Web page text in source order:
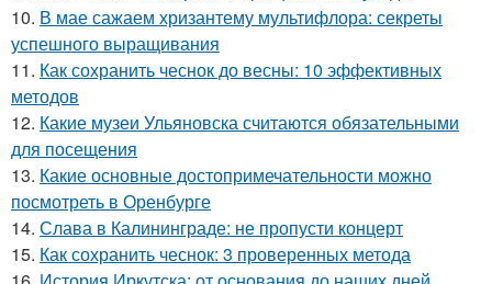
10. В мае сажаем хризантему мультифлора: секреты
успешного выращивания
11. Как сохранить чеснок до весны: 10 эффективных
методов
12. Какие музеи Ульяновска считаются обязательными
для посещения
13. Какие основные достопримечательности можно
посмотреть в Оренбурге
14. Слава в Калининграде: не пропусти концерт
15. Как сохранить чеснок: 3 проверенных метода